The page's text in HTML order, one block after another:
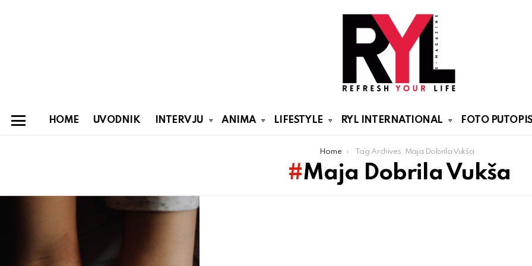
HOME UVODNIK INTERVJU ANIMA LIFESTYLE RYL INTERNATIONAL FOTO PUTOPISI
Home Tag Archives: Maja Dobrila Vukša
Maja Dobrila Vukša